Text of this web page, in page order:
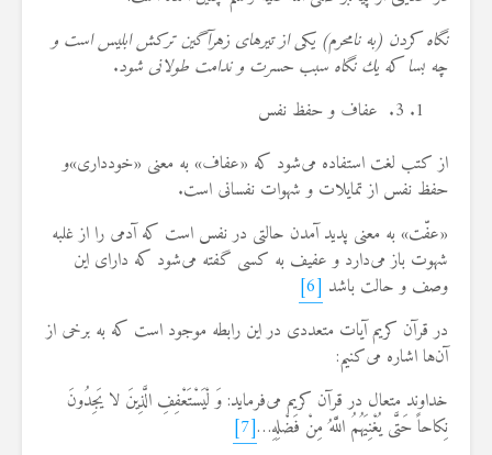
نگاه كردن (به نامحرم) یكی از تیرهای زهرآگین تركش ابلیس است و
چه بسا كه یك نگاه سبب حسرت و ندامت طولانی شود.
3. عفاف و حفظ نفس
از كتب لغت استفاده می‌شود كه «عفاف» به معنی «خودداری»‌و
حفظ نفس از تمایلات و شهوات نفسانی است.
«عفّت» به معنی پدید آمدن حالتی در نفس است كه آدمی را از غلبه
شهوت باز می‌دارد و عفیف به كسی گفته می‌شود كه دارای این
وصف و حالت باشد [6]
در قرآن كریم آیات متعددی در این رابطه موجود است كه به برخی از
آن‌ها اشاره می‌كنیم:
خداوند متعال در قرآن كریم می‌فرماید: وَ لْیَسْتَعْفِفِ الَّذِینَ لا یَجِدُونَ
نِكاحاً حَتَّى یُغْنِیَهُمُ اللَّهُ مِنْ فَضْلِهِ…[7]